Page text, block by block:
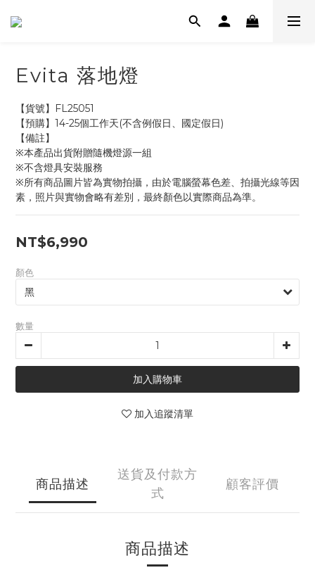
Evita 落地燈
【貨號】FL25051
【預購】14-25個工作天(不含例假日、國定假日)
【備註】
※本產品出貨附贈隨機燈源一組
※不含燈具安裝服務
※所有商品圖片皆為實物拍攝，由於電腦螢幕色差、拍攝光線等因
素，照片與實物會略有差別，最終顏色以實際商品為準。
NT$6,990
顏色
數量
加入購物車
加入追蹤清單
商品描述
送貨及付款方
式
顧客評價
商品描述